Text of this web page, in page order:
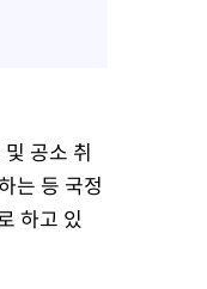
공소 취
는 등 국정
하고 있